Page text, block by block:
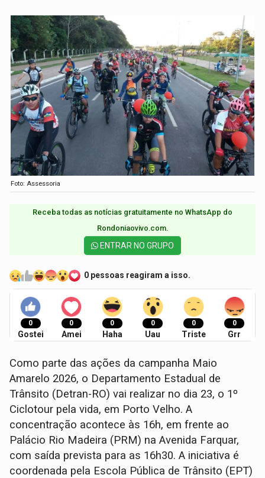
Foto: Assessoria
Receba todas as notícias gratuitamente no WhatsApp do
Rondoniaovivo.com.​
ENTRAR NO GRUPO
0 pessoas reagiram a isso.
0
Gostei
0
Amei
0
Haha
0
Uau
0
Triste
0
Grr
Como parte das ações da campanha Maio
Amarelo 2026, o Departamento Estadual de
Trânsito (Detran-RO) vai realizar no dia 23, o 1º
Ciclotour pela vida, em Porto Velho. A
concentração acontece às 16h, em frente ao
Palácio Rio Madeira (PRM) na Avenida Farquar,
com saída prevista para as 16h30. A iniciativa é
coordenada pela Escola Pública de Trânsito (EPT)